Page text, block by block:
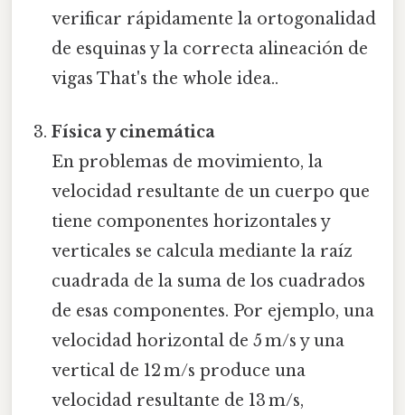
verificar rápidamente la ortogonalidad
de esquinas y la correcta alineación de
vigas That's the whole idea..
Física y cinemática
En problemas de movimiento, la
velocidad resultante de un cuerpo que
tiene componentes horizontales y
verticales se calcula mediante la raíz
cuadrada de la suma de los cuadrados
de esas componentes. Por ejemplo, una
velocidad horizontal de 5 m/s y una
vertical de 12 m/s produce una
velocidad resultante de 13 m/s,